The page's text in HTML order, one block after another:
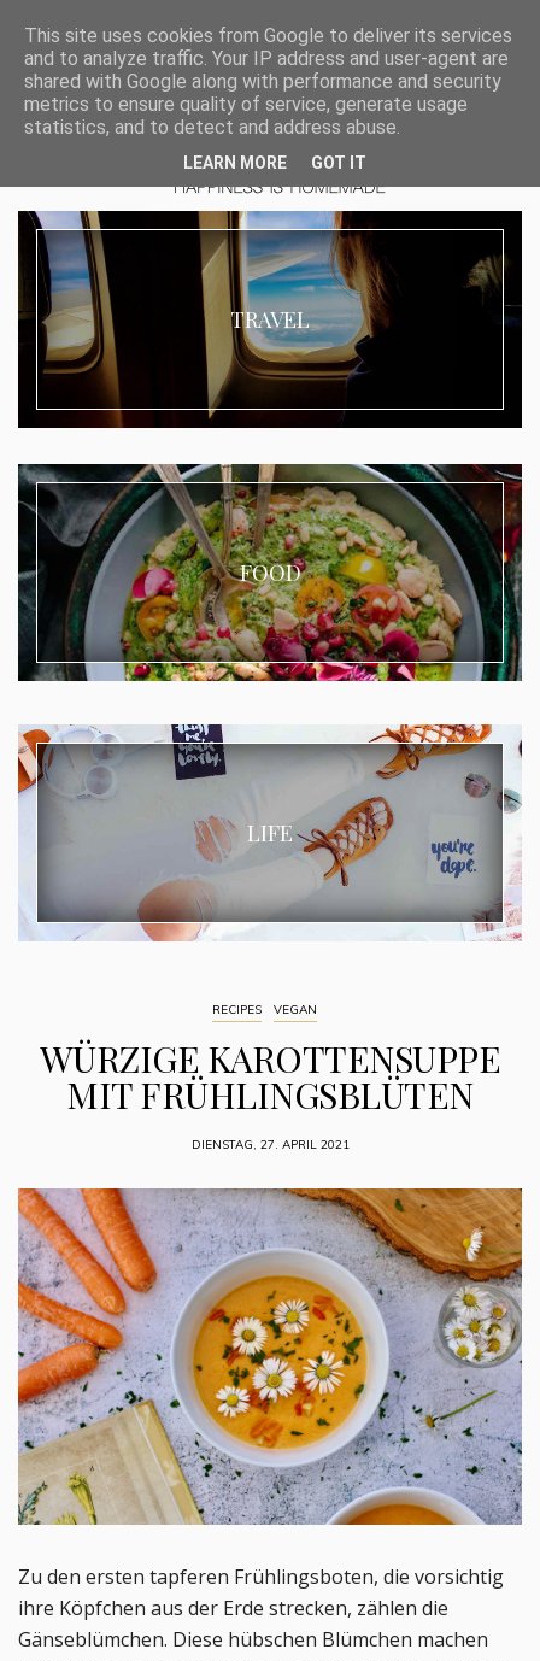
TRAVEL
FOOD
LIFE
RECIPES VEGAN
WÜRZIGE KAROTTENSUPPE
MIT FRÜHLINGSBLÜTEN
DIENSTAG, 27. APRIL 2021
Zu den ersten tapferen Frühlingsboten, die vorsichtig
ihre Köpfchen aus der Erde strecken, zählen die
Gänseblümchen. Diese hübschen Blümchen machen
This site uses cookies from Google to deliver its services
and to analyze traffic. Your IP address and user-agent are
shared with Google along with performance and security
metrics to ensure quality of service, generate usage
statistics, and to detect and address abuse.
LEARN MORE GOT IT